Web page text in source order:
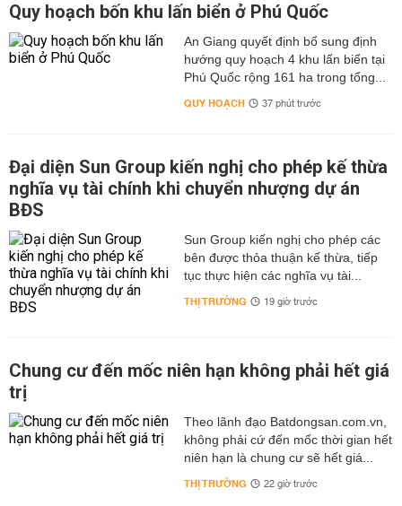
Quy hoạch bốn khu lấn biển ở Phú Quốc
An Giang quyết định bổ sung định
hướng quy hoạch 4 khu lấn biển tại
Phú Quốc rộng 161 ha trong tổng...
QUY HOẠCH 37 phút trước
Đại diện Sun Group kiến nghị cho phép kế thừa
nghĩa vụ tài chính khi chuyển nhượng dự án
BĐS
Sun Group kiến nghị cho phép các
bên được thỏa thuận kế thừa, tiếp
tục thực hiện các nghĩa vụ tài...
THỊ TRƯỜNG 19 giờ trước
Chung cư đến mốc niên hạn không phải hết giá
trị
Theo lãnh đạo Batdongsan.com.vn,
không phải cứ đến mốc thời gian hết
niên hạn là chung cư sẽ hết giá...
THỊ TRƯỜNG 22 giờ trước